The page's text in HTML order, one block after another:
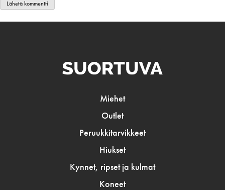
Miehet
Outlet
Peruukkitarvikkeet
Hiukset
Kynnet, ripset ja kulmat
Koneet